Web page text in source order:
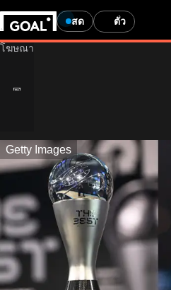
สด ตั๋ว
Getty Images